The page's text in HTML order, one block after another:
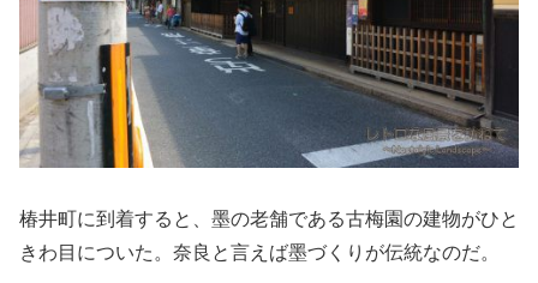
椿井町に到着すると、墨の老舗である古梅園の建物がひと
きわ目についた。奈良と言えば墨づくりが伝統なのだ。